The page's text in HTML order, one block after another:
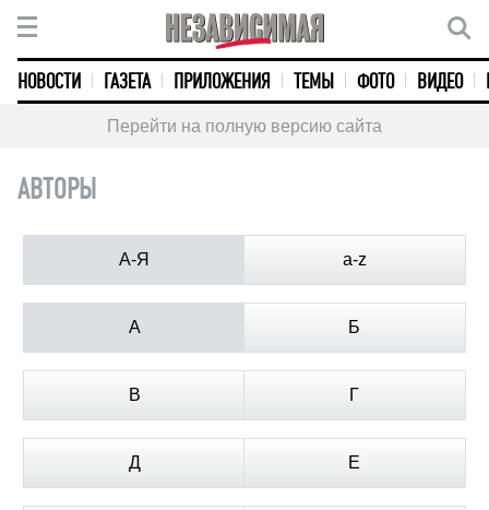
НОВОСТИ ГАЗЕТА ПРИЛОЖЕНИЯ ТЕМЫ ФОТО ВИДЕО
Перейти на полную версию сайта
АВТОРЫ
А-Я a-z
А Б
В Г
Д Е